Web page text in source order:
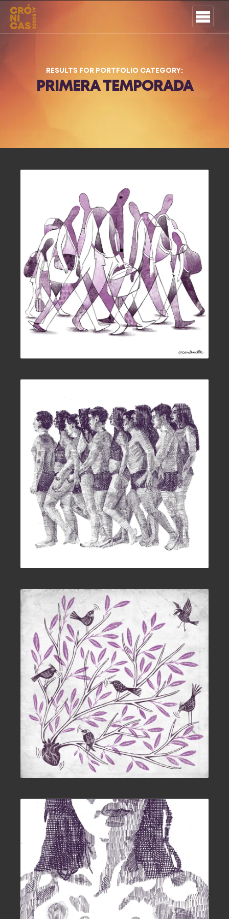
RESULTS FOR PORTFOLIO CATEGORY:
PRIMERA TEMPORADA